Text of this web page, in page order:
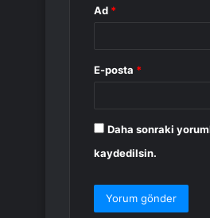
Ad *
E-posta *
Daha sonraki
kaydedilsin.